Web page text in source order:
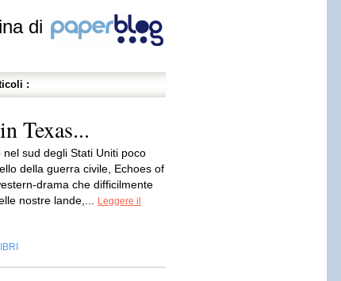
di
:
Texas...
nel sud degli Stati Uniti poco
della guerra civile, Echoes of
drama che difficilmente
nostre lande,...
Leggere il